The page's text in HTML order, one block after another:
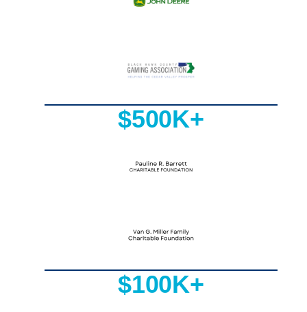
$500K+
$100K+